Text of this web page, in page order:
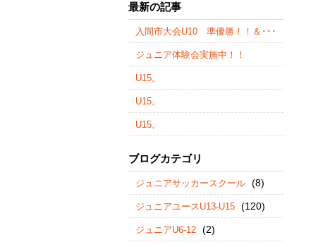
最新の記事
入間市大会U10 準優勝！！＆･･･
ジュニア体験会実施中！！
U15。
U15。
U15。
ブログカテゴリ
ジュニアサッカースクール (8)
ジュニアユースU13-U15 (120)
ジュニアU6-12 (2)